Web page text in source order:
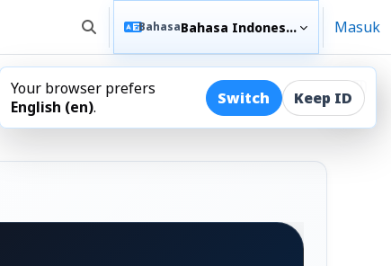
Alihkan input pencarian
Bahasa Bahasa Indonesia ‎(id)‎ Masuk
Your browser prefers
English ‎(en)‎. Switch Keep ID